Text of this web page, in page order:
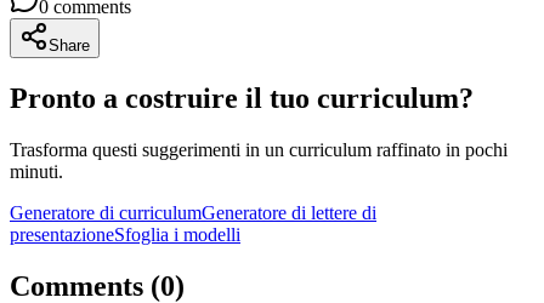
0 comments
Share
Pronto a costruire il tuo curriculum?
Trasforma questi suggerimenti in un curriculum raffinato in pochi
minuti.
Generatore di curriculumGeneratore di lettere di
presentazioneSfoglia i modelli
Comments (0)